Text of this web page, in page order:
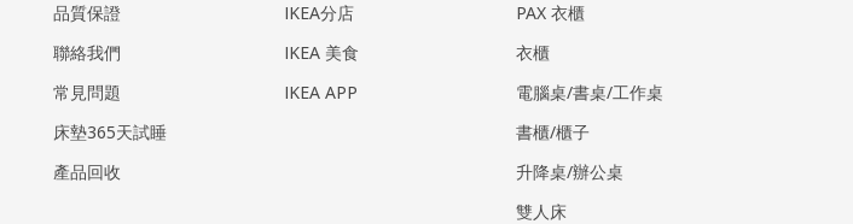
品質保證
聯絡我們
常見問題
床墊365天試睡
產品回收
IKEA分店
IKEA 美食
IKEA APP
PAX 衣櫃
衣櫃
電腦桌/書桌/工作桌
書櫃/櫃子
升降桌/辦公桌
雙人床